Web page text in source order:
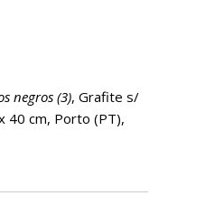
negros (3), Grafite s/
40 cm, Porto (PT),